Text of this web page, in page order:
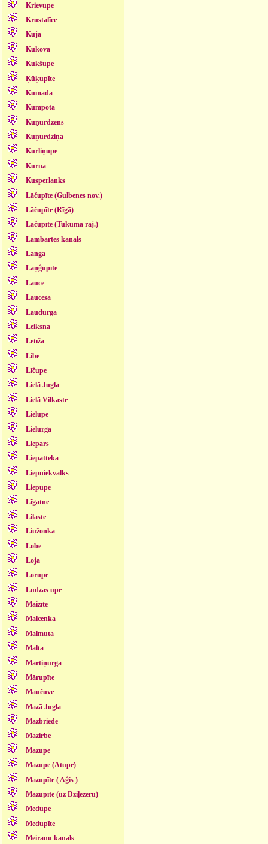
Krievupe
Krustalīce
Kuja
Kūkova
Kukšupe
Ķūķupīte
Kumada
Kumpota
Kuņurdzēns
Kuņurdziņa
Kurliņupe
Kurna
Kusperlanks
Lāčupīte (Gulbenes nov.)
Lāčupīte (Rīgā)
Lāčupīte (Tukuma raj.)
Lambārtes kanāls
Langa
Laņģupīte
Lauce
Laucesa
Laudurga
Leiksna
Lētīža
Libe
Līčupe
Lielā Jugla
Lielā Vilkaste
Lielupe
Lielurga
Liepars
Liepatteka
Liepniekvalks
Liepupe
Līgatne
Lilaste
Liužonka
Lobe
Loja
Lorupe
Ludzas upe
Maizīte
Malcenka
Malmuta
Malta
Mārtiņurga
Mārupīte
Maučuve
Mazā Jugla
Mazbriede
Mazirbe
Mazupe
Mazupe (Atupe)
Mazupīte ( Aģis )
Mazupīte (uz Dziļezeru)
Medupe
Medupīte
Meirānu kanāls